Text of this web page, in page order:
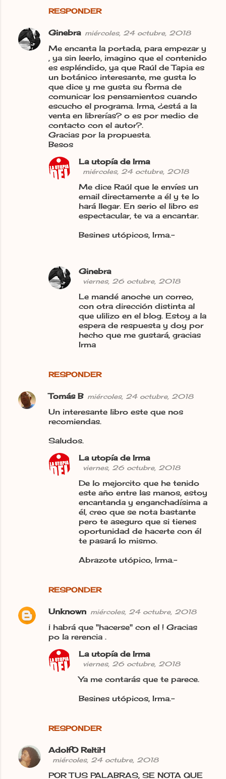
RESPONDER
Ginebra miércoles, 24 octubre, 2018
Me encanta la portada, para empezar y
, ya sin leerlo, imagino que el contenido
es espléndido, ya que Raúl de Tapia es
un botánico interesante, me gusta lo
que dice y me gusta su forma de
comunicar los pensamientos cuando
escucho el programa. Irma, ¿está a la
venta en librerías? o es por medio de
contacto con el autor?.
Gracias por la propuesta.
Besos
RESPONDER
La utopía de Irma
miércoles, 24 octubre, 2018
Me dice Raúl que le envíes un
email directamente a él y te lo
hará llegar. En serio el libro es
espectacular, te va a encantar.
Besines utópicos, Irma.-
Ginebra
viernes, 26 octubre, 2018
Le mandé anoche un correo,
con otra dirección distinta al
que ulilizo en el blog. Estoy a la
espera de respuesta y doy por
hecho que me gustará, gracias
Irma
Tomás B miércoles, 24 octubre, 2018
Un interesante libro este que nos
recomiendas.
Saludos.
RESPONDER
La utopía de Irma
viernes, 26 octubre, 2018
De lo mejorcito que he tenido
este año entre las manos, estoy
encantanda y enganchadísima a
él, creo que se nota bastante
pero te aseguro que si tienes
oportunidad de hacerte con él
te pasará lo mismo.
Abrazote utópico, Irma.-
Unknown miércoles, 24 octubre, 2018
¡ habrá que "hacerse" con el ! Gracias
po la rerencia .
RESPONDER
La utopía de Irma
viernes, 26 octubre, 2018
Ya me contarás que te parece.
Besines utópicos, Irma.-
AdolfO ReltiH
miércoles, 24 octubre, 2018
POR TUS PALABRAS, SE NOTA QUE